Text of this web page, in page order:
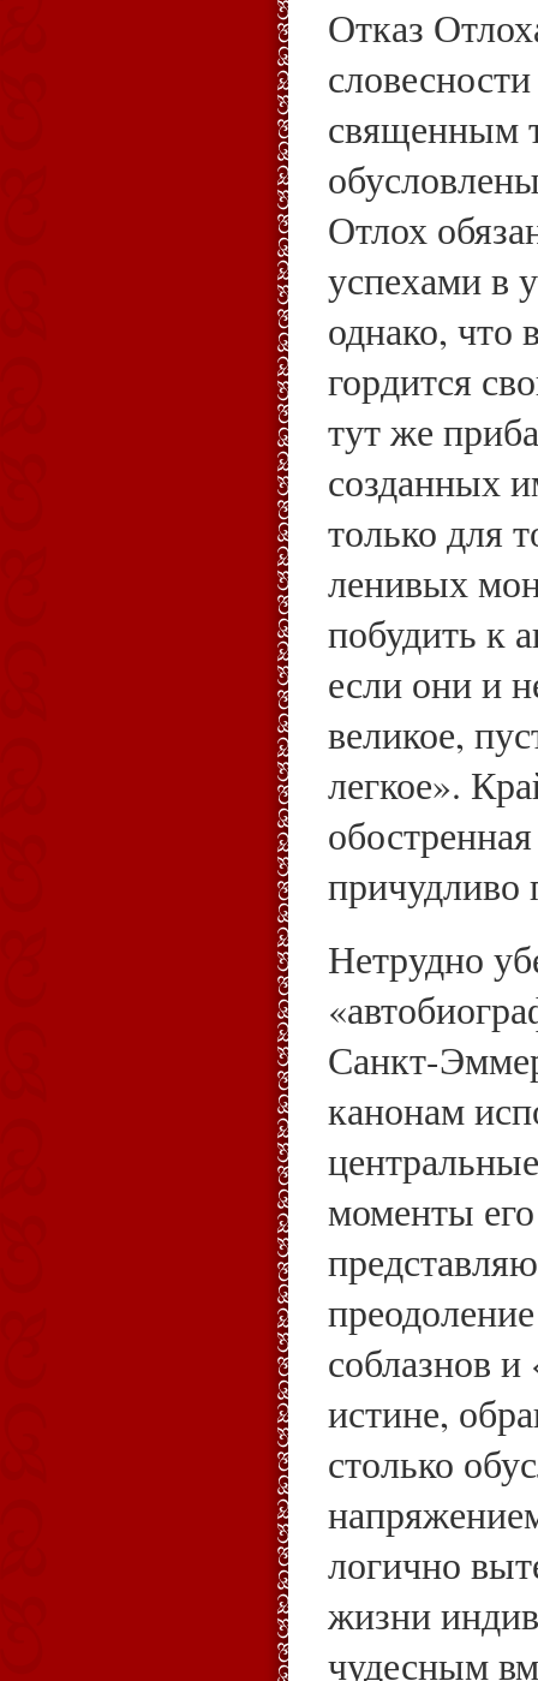
Отказ
священным
Отлох
успехами в
однако, что
гордится
тут же
созданных
только для
ленивых
побудить к
если они и
великое,
легкое».
причудливо
Нетрудно
Санкт-
канонам
моменты
соблазнов
истине,
столько
логично
жизни
чудесным